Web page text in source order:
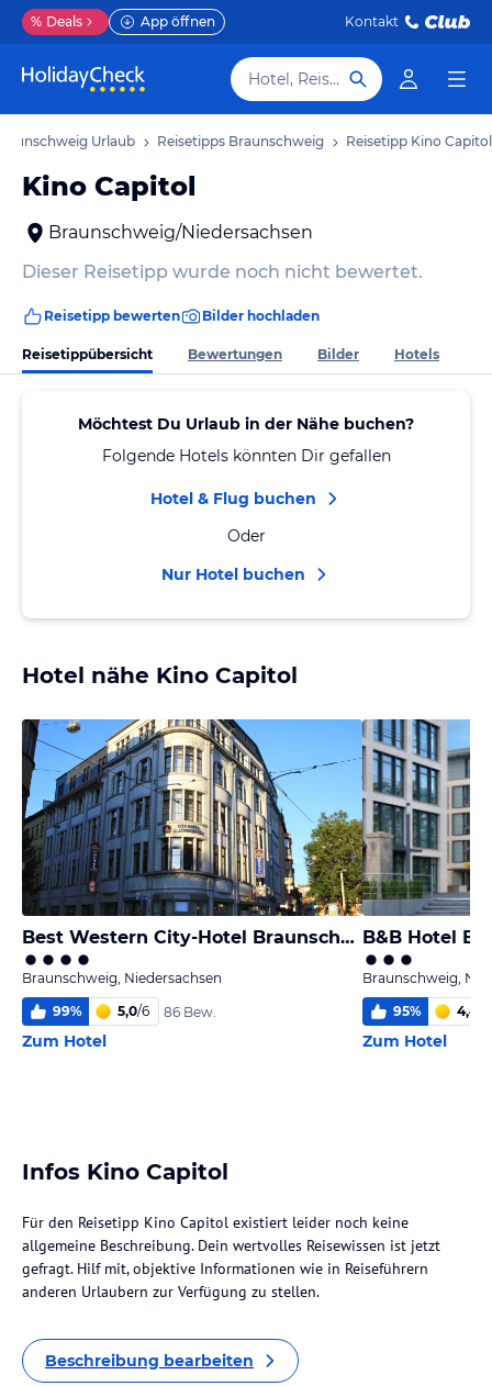
% Deals App öffnen Kontakt
Hotel, Reiseziel
Urlaub Reisetipps Braunschweig Reisetipp Kino Capitol
Kino Capitol
Braunschweig/Niedersachsen
Dieser Reisetipp wurde noch nicht bewertet.
Reisetipp bewerten Bilder hochladen
Reisetippübersicht Bewertungen Bilder Hotels
Möchtest Du Urlaub in der Nähe buchen?
Folgende Hotels könnten Dir gefallen
Hotel & Flug buchen
Oder
Nur Hotel buchen
Hotel nähe Kino Capitol
Best Western City-Hotel Braunschweig
Braunschweig, Niedersachsen
99% 5,0/6 86 Bew.
Zum Hotel
B&B Hotel
Braunschweig,
95% 4,4
Zum Hotel
Infos Kino Capitol
Für den Reisetipp Kino Capitol existiert leider noch keine
allgemeine Beschreibung. Dein wertvolles Reisewissen ist jetzt
gefragt. Hilf mit, objektive Informationen wie in Reiseführern
anderen Urlaubern zur Verfügung zu stellen.
Beschreibung bearbeiten